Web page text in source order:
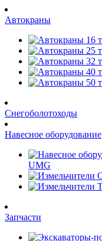
Автокраны
Снегоболотоходы
Навесное оборудование
UMG
Запчасти